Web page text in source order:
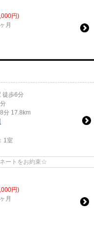
円)
月
徒歩6分
分 17.8km
1室
ートをお約束☆
円)
月